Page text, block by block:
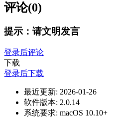
评论(0)
提示：请文明发言
登录后评论
下载
登录后下载
最近更新: 2026-01-26
软件版本: 2.0.14
系统要求: macOS 10.10+